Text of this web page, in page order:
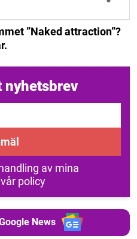
”Naked attraction”?
av mina
policy
News